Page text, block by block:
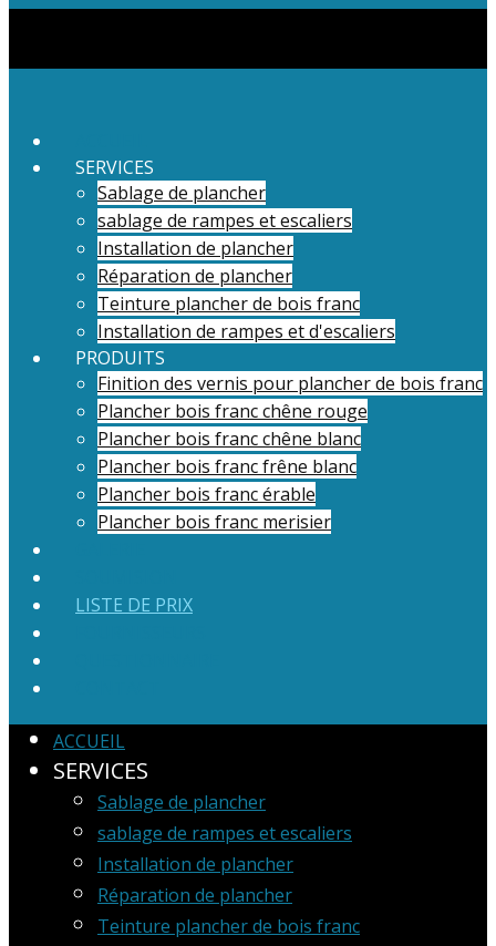
SERVICES
Sablage de plancher
sablage de rampes et escaliers
Installation de plancher
Réparation de plancher
Teinture plancher de bois franc
Installation de rampes et d'escaliers
PRODUITS
Finition des vernis pour plancher de bois franc
Plancher bois franc chêne rouge
Plancher bois franc chêne blanc
Plancher bois franc frêne blanc
Plancher bois franc érable
Plancher bois franc merisier
LISTE DE PRIX
ACCUEIL
SERVICES
Sablage de plancher
sablage de rampes et escaliers
Installation de plancher
Réparation de plancher
Teinture plancher de bois franc